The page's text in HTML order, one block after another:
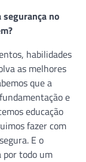
segurança no
habilidades
as melhores
que a
e
educação
fazer com
E o
por todo um